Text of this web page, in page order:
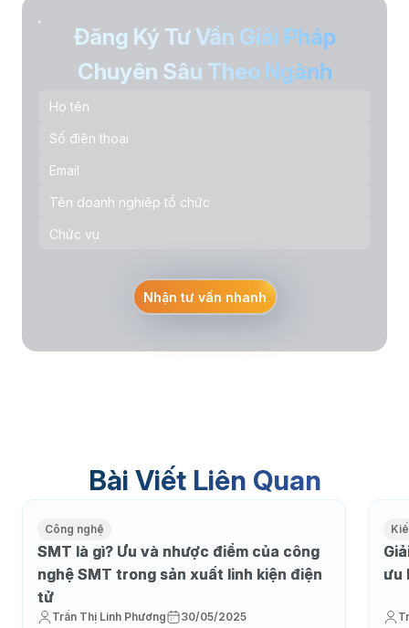
Đăng Ký Tư Vấn Giải Pháp
Chuyên Sâu Theo Ngành
Nhận tư vấn nhanh
Bài Viết Liên Quan
Công nghệ
SMT là gì? Ưu và nhược điểm của công
nghệ SMT trong sản xuất linh kiện điện
tử
Trần Thị Linh Phương 30/05/2025
ưu